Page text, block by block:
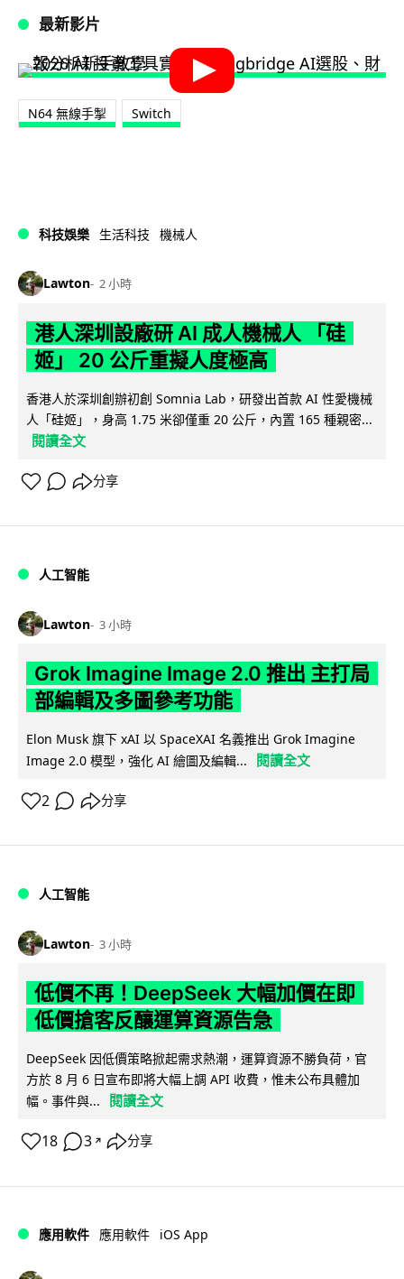
最新影片
N64 無線手掣 Switch
科技娛樂 生活科技 機械人
Lawton 2 小時
港人深圳設廠研 AI 成人機械人 「硅
姬」 20 公斤重擬人度極高
香港人於深圳創辦初創 Somnia Lab，研發出首款 AI 性愛機械
人「硅姬」，身高 1.75 米卻僅重 20 公斤，內置 165 種親密...
閱讀全文
分享
人工智能
Lawton 3 小時
Grok Imagine Image 2.0 推出 主打局
部編輯及多圖參考功能
Elon Musk 旗下 xAI 以 SpaceXAI 名義推出 Grok Imagine
Image 2.0 模型，強化 AI 繪圖及編輯...
閱讀全文
2 分享
人工智能
Lawton 3 小時
低價不再！DeepSeek 大幅加價在即
低價搶客反釀運算資源告急
DeepSeek 因低價策略掀起需求熱潮，運算資源不勝負荷，官
方於 8 月 6 日宣布即將大幅上調 API 收費，惟未公布具體加
幅。事件與...
閱讀全文
18 3 ↗ 分享
應用軟件 應用軟件 iOS App